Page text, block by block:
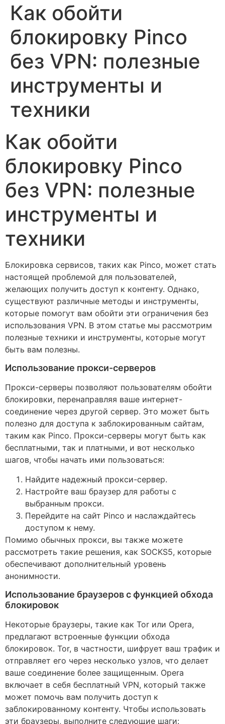
Как обойти
блокировку Pinco
без VPN: полезные
инструменты и
техники
Как обойти
блокировку Pinco
без VPN: полезные
инструменты и
техники
Блокировка сервисов, таких как Pinco, может стать
настоящей проблемой для пользователей,
желающих получить доступ к контенту. Однако,
существуют различные методы и инструменты,
которые помогут вам обойти эти ограничения без
использования VPN. В этом статье мы рассмотрим
полезные техники и инструменты, которые могут
быть вам полезны.
Использование прокси-серверов
Прокси-серверы позволяют пользователям обойти
блокировки, перенаправляя ваше интернет-
соединение через другой сервер. Это может быть
полезно для доступа к заблокированным сайтам,
таким как Pinco. Прокси-серверы могут быть как
бесплатными, так и платными, и вот несколько
шагов, чтобы начать ими пользоваться:
Найдите надежный прокси-сервер.
Настройте ваш браузер для работы с
выбранным прокси.
Перейдите на сайт Pinco и наслаждайтесь
доступом к нему.
Помимо обычных прокси, вы также можете
рассмотреть такие решения, как SOCKS5, которые
обеспечивают дополнительный уровень
анонимности.
Использование браузеров с функцией обхода
блокировок
Некоторые браузеры, такие как Tor или Opera,
предлагают встроенные функции обхода
блокировок. Tor, в частности, шифрует ваш трафик и
отправляет его через несколько узлов, что делает
ваше соединение более защищенным. Opera
включает в себя бесплатный VPN, который также
может помочь вам получить доступ к
заблокированному контенту. Чтобы использовать
эти браузеры, выполните следующие шаги: